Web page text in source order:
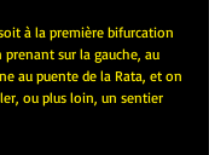
à la première bifurcation
sur la gauche, au
au puente de la Rata, et on
ou plus loin, un sentier